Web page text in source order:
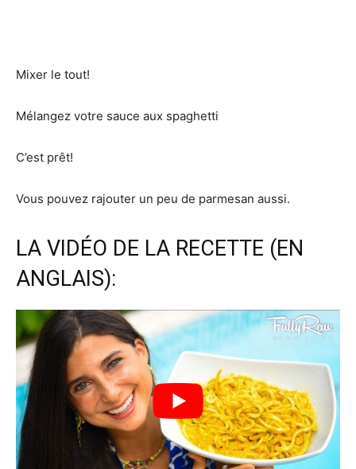
Mixer le tout!
Mélangez votre sauce aux spaghetti
C’est prêt!
Vous pouvez rajouter un peu de parmesan aussi.
LA VIDÉO DE LA RECETTE (EN
ANGLAIS):